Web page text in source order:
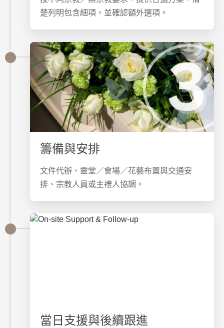
楚列明包含細項，並確認額外選項。
籌備與安排
文件代辦、靈堂／會場／花藝布置與交通安
排、宗教人員或主禮人協調。
當日支援與後續跟進